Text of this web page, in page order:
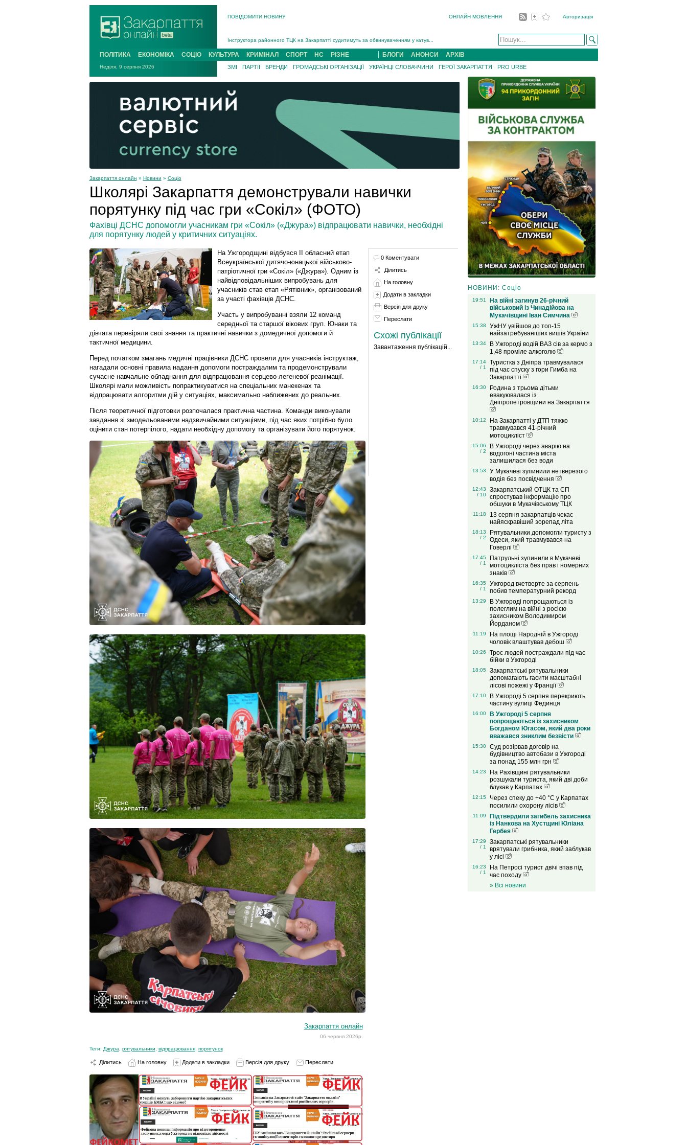
ПОВІДОМИТИ НОВИНУ ОНЛАЙН МОВЛЕННЯ Авторизація
Інструктора районного ТЦК на Закарпатті судитимуть за обвинуваченням у катув...
В Ужгороді попрощаються із полеглим на війні з росією захисником Володимиром Йор�...
В Ужгороді 5 серпня попрощаються із захисником Богданом Югасом, який два роки �...
Підтвердили загибель захисника із Нанкова на Хустщині Юліана Гербея (ФОТО)[/gree...
На війні з рф поліг військовий з Виноградова Ігнат Роздяловський (ФОТО)...
На війні загинув 26-річний військовий із Чинадійова на Мукачівщині �...
ПОЛІТИКА ЕКОНОМІКА СОЦІО КУЛЬТУРА КРИМІНАЛ СПОРТ НС РІЗНЕ БЛОГИ АНОНСИ АРХІВ
Неділя, 9 серпня 2026 ЗМІ ПАРТІЇ БРЕНДИ ГРОМАДСЬКІ ОРГАНІЗАЦІЇ УКРАЇНЦІ СЛОВАЧЧИНИ ГЕРОЇ ЗАКАРПАТТЯ PRO URBE
Закарпаття онлайн » Новини » Соціо
Школярі Закарпаття демонстрували навички
порятунку під час гри «Сокіл» (ФОТО)
Фахівці ДСНС допомогли учасникам гри «Сокіл» («Джура») відпрацювати навички, необхідні
для порятунку людей у критичних ситуаціях.
На Ужгородщині відбувся ІІ обласний етап
Всеукраїнської дитячо-юнацької військово-
патріотичної гри «Сокіл» («Джура»). Одним із
найвідповідальніших випробувань для
учасників став етап «Рятівник», організований
за участі фахівців ДСНС.
Участь у випробуванні взяли 12 команд
середньої та старшої вікових груп. Юнаки та
дівчата перевіряли свої знання та практичні навички з домедичної допомоги й
тактичної медицини.
Перед початком змагань медичні працівники ДСНС провели для учасників інструктаж,
нагадали основні правила надання допомоги постраждалим та продемонстрували
сучасне навчальне обладнання для відпрацювання серцево-легеневої реанімації.
Школярі мали можливість попрактикуватися на спеціальних манекенах та
відпрацювати алгоритми дій у ситуаціях, максимально наближених до реальних.
Після теоретичної підготовки розпочалася практична частина. Команди виконували
завдання зі змодельованими надзвичайними ситуаціями, під час яких потрібно було
оцінити стан потерпілого, надати необхідну допомогу та організувати його порятунок.
Закарпаття онлайн
06 червня 2026р.
Теги: Джура рятувальники відпрацювання, порятунок
Ділитись На головну Додати в закладки Версія для друку Переслати
0 Коментувати
Ділитись
На головну
Додати в закладки
Версія для друку
Переслати
Схожі публікації
Завантаження публікацій...
НОВИНИ: Соціо
19:51
На війні загинув 26-річний
військовий із Чинадійова на
Мукачівщині Іван Симчина
15:38
УжНУ увійшов до топ-15
найзатребуваніших вишів України
13:34
В Ужгороді водій ВАЗ сів за кермо з
1,48 проміле алкоголю
17:14
/ 1
Туристка з Дніпра травмувалася
під час спуску з гори Гимба на
Закарпатті
16:30
Родина з трьома дітьми
евакуювалася із
Дніпропетровщини на Закарпаття
10:12
На Закарпатті у ДТП тяжко
травмувався 41-річний
мотоцикліст
15:06
/ 2
В Ужгороді через аварію на
водогоні частина міста
залишилася без води
13:53
У Мукачеві зупинили нетверезого
водія без посвідчення
12:43
/ 10
Закарпатський ОТЦК та СП
спростував інформацію про
обшуки в Мукачівському ТЦК
11:18
13 серпня закарпатців чекає
найяскравіший зорепад літа
18:13
/ 2
Рятувальники допомогли туристу з
Одеси, який травмувався на
Говерлі
17:45
/ 1
Патрульні зупинили в Мукачеві
мотоцикліста без прав і номерних
знаків
16:35
/ 1
Ужгород вчетверте за серпень
побив температурний рекорд
13:29
В Ужгороді попрощаються із
полеглим на війні з росією
захисником Володимиром
Йорданом
11:19
На площі Народній в Ужгороді
чоловік влаштував дебош
10:26
Троє людей постраждали під час
бійки в Ужгороді
18:05
Закарпатські рятувальники
допомагають гасити масштабні
лісові пожежі у Франції
17:10
В Ужгороді 5 серпня перекриють
частину вулиці Фединця
16:00
В Ужгороді 5 серпня
попрощаються із захисником
Богданом Югасом, який два роки
вважався зниклим безвісти
15:30
Суд розірвав договір на
будівництво автобази в Ужгороді
за понад 155 млн грн
14:23
На Рахівщині рятувальники
розшукали туриста, який дві доби
блукав у Карпатах
12:15
Через спеку до +40 °C у Карпатах
посилили охорону лісів
11:09
Підтвердили загибель захисника
із Нанкова на Хустщині Юліана
Гербея
17:29
/ 1
Закарпатські рятувальники
врятували грибника, який заблукав
у лісі
16:23
/ 1
На Петросі турист двічі впав під
час походу
» Всі новини